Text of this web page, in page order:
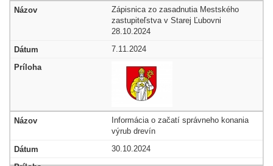
Zápisnica zo zasadnutia Mestského
zastupiteľstva v Starej Ľubovni
28.10.2024
7.11.2024
Informácia o začatí správneho konania
výrub drevín
30.10.2024